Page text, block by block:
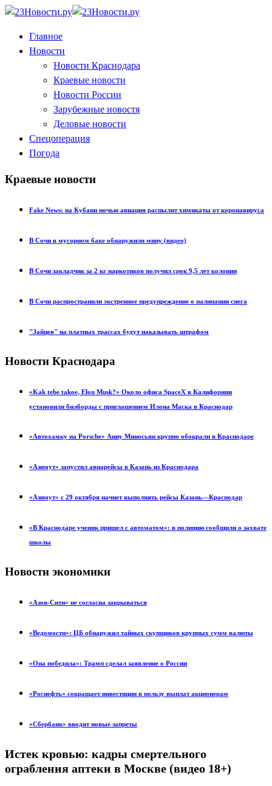
Главное
Новости
Новости Краснодара
Краевые новости
Новости России
Зарубежные новостя
Деловые новости
Спецоперация
Погода
Краевые новости
Fake News: на Кубани ночью авиация распылит химикаты от коронавируса
В Сочи в мусорном баке обнаружили мину (видео)
В Сочи закладчик за 2 кг наркотиков получил срок 9,5 лет колонии
В Сочи распространили экстренное предупреждение о налипании снега
"Зайцев" на платных трассах будут наказывать штрафом
Новости Краснодара
«Kak tebe takoe, Elon Musk?» Около офиса SpaceX в Калифорнии
установили билборды с приглашением Илона Маска в Краснодар
«Автохамку на Porsche» Анну Миносьян крупно обокрали в Краснодаре
«Азимут» запустил авиарейсы в Казань из Краснодара
«Азимут» с 29 октября начнет выполнять рейсы Казань—Краснодар
«В Краснодаре ученик пришел с автоматом»: в полицию сообщили о захвате
школы
Новости экономики
«Азов-Сити» не согласна закрываться
«Ведомости»: ЦБ обнаружил тайных скупщиков крупных сумм валюты
«Она победила»: Трамп сделал заявление о России
«Роснефть» сокращает инвестиции в пользу выплат акционерам
«Сбербанк» вводит новые запреты
Истек кровью: кадры смертельного
ограбления аптеки в Москве (видео 18+)